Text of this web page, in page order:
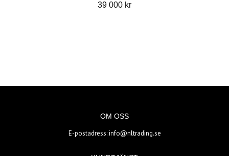
39 000 kr
OM OSS
E-postadress:info@nltrading.se